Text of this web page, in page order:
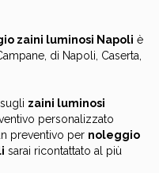
zaini luminosi Napoli è
di Napoli, Caserta,
zaini luminosi
personalizzato
preventivo per noleggio
sarai ricontattato al più